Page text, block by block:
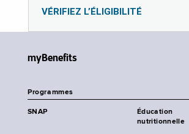
VÉRIFIEZ L’ÉLIGIBILITÉ
myBenefits
Programmes
SNAP
Éducation
nutritionnelle